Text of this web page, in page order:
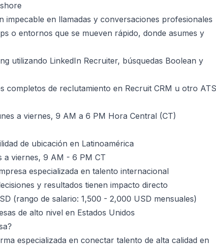
impecable en llamadas y conversaciones profesionales
o entornos que se mueven rápido, donde asumes y
utilizando LinkedIn Recruiter, búsquedas Boolean y
completos de reclutamiento en Recruit CRM u otro ATS
a viernes, 9 AM a 6 PM Hora Central (CT)
de ubicación en Latinoamérica
a viernes, 9 AM - 6 PM CT
especializada en talento internacional
y resultados tienen impacto directo
(rango de salario: 1,500 - 2,000 USD mensuales)
de alto nivel en Estados Unidos
especializada en conectar talento de alta calidad en